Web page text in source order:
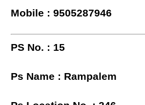
Mobile : 9505287946
PS No. : 15
Ps Name : Rampalem